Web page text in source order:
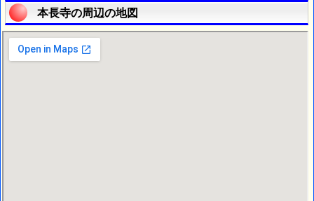
本長寺の周辺の地図